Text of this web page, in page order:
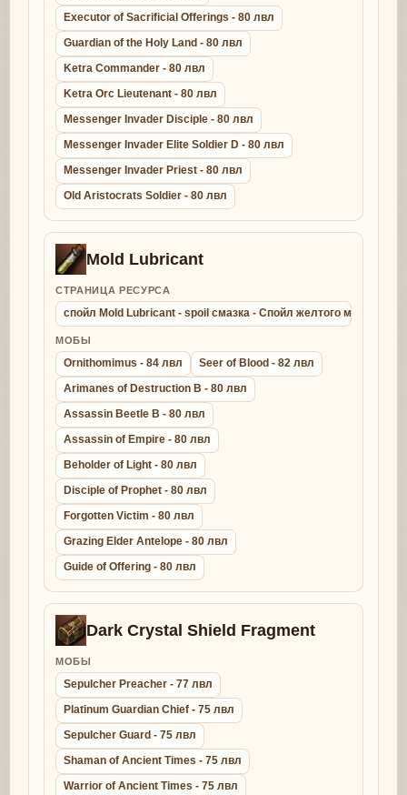
Executor of Sacrificial Offerings - 80 лвл
Guardian of the Holy Land - 80 лвл
Ketra Commander - 80 лвл
Ketra Orc Lieutenant - 80 лвл
Messenger Invader Disciple - 80 лвл
Messenger Invader Elite Soldier D - 80 лвл
Messenger Invader Priest - 80 лвл
Old Aristocrats Soldier - 80 лвл
Mold Lubricant
СТРАНИЦА РЕСУРСА
спойл Mold Lubricant - spoil смазка - Спойл желтого молда
МОБЫ
Ornithomimus - 84 лвл
Seer of Blood - 82 лвл
Arimanes of Destruction B - 80 лвл
Assassin Beetle B - 80 лвл
Assassin of Empire - 80 лвл
Beholder of Light - 80 лвл
Disciple of Prophet - 80 лвл
Forgotten Victim - 80 лвл
Grazing Elder Antelope - 80 лвл
Guide of Offering - 80 лвл
Dark Crystal Shield Fragment
МОБЫ
Sepulcher Preacher - 77 лвл
Platinum Guardian Chief - 75 лвл
Sepulcher Guard - 75 лвл
Shaman of Ancient Times - 75 лвл
Warrior of Ancient Times - 75 лвл